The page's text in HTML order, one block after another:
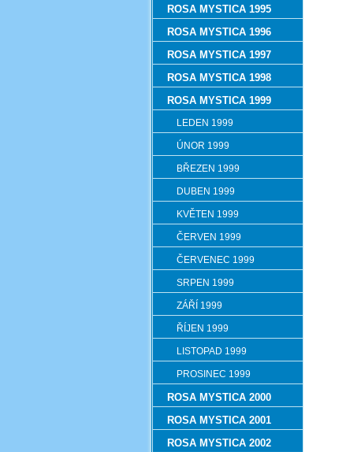
ROSA MYSTICA 1995
ROSA MYSTICA 1996
ROSA MYSTICA 1997
ROSA MYSTICA 1998
ROSA MYSTICA 1999
LEDEN 1999
ÚNOR 1999
BŘEZEN 1999
DUBEN 1999
KVĚTEN 1999
ČERVEN 1999
ČERVENEC 1999
SRPEN 1999
ZÁŘÍ 1999
ŘÍJEN 1999
LISTOPAD 1999
PROSINEC 1999
ROSA MYSTICA 2000
ROSA MYSTICA 2001
ROSA MYSTICA 2002